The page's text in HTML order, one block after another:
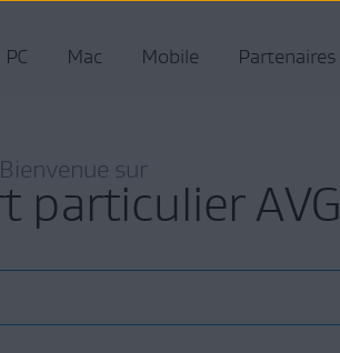
PC Mac Mobile Partenaires
Bienvenue sur
particulier AVG